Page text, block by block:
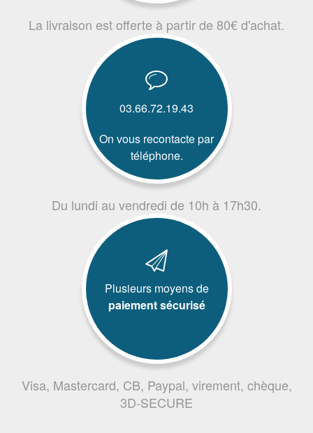
La livraison est offerte à partir de 80€ d'achat.
03.66.72.19.43
On vous recontacte par
téléphone.
Du lundi au vendredi de 10h à 17h30.
Plusieurs moyens de
paiement sécurisé
Visa, Mastercard, CB, Paypal, virement, chèque,
3D-SECURE